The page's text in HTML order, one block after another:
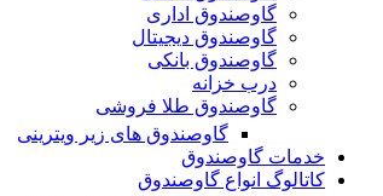
گاوصندوق اداری
گاوصندوق دیجیتال
گاوصندوق بانکی
درب خزانه
گاوصندوق طلا فروشی
گاوصندوق های زیر ویترینی
خدمات گاوصندوق
کاتالوگ انواع گاوصندوق